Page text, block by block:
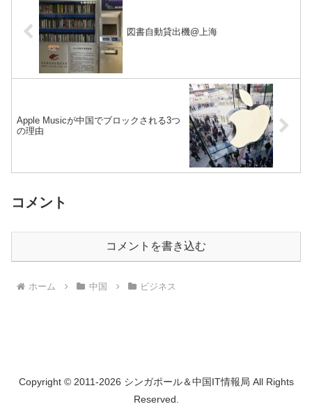
図書自動貸出機@上海
Apple Musicが中国でブロックされる3つ
の理由
コメント
コメントを書き込む
ホーム 中国 ビジネス
Copyright © 2011-2026 シンガポール＆中国IT情報局 All Rights
Reserved.